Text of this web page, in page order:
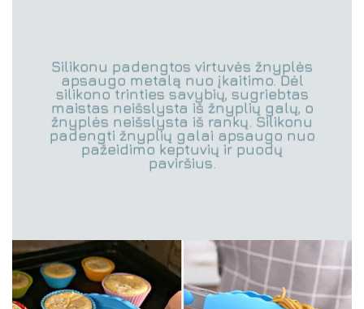
Silikonu padengtos virtuvės žnyplės
apsaugo metalą nuo įkaitimo. Dėl
silikono trinties savybių, sugriebtas
maistas neišslysta iš žnyplių galų, o
žnyplės neišslysta iš rankų. Silikonu
padengti žnyplių galai apsaugo nuo
pažeidimo keptuvių ir puodų
paviršius.